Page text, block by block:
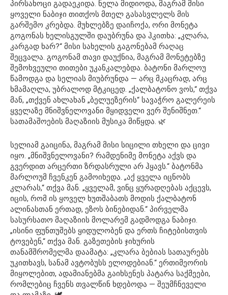
პირსახოცი გადაეკიდა. ნელა მიდიოდა, მაგრამ მისი
ყოველი ნაბიჯი თითქოს მთელ გასასვლელს მის
გარშემო კრებდა. მუხლებზე დაიჩოქა, ორი მონეტა
გოგონას ხელისგულში დაუბრუნა და ჰკითხა: „კლარა,
კარგად ხარ?“ მისი სახელის გაგონებამ რაღაც
შეცვალა. გოგონამ თავი დაუქნია, მაგრამ მონეტებზე
შემოხვეული თითები უკანკალებდა. ბატონი მარლოუ
წამოდგა და სელიას მიუბრუნდა — არც მკაცრად, არც
ხმამაღლა, უბრალოდ მტკიცედ. „ქალბატონო ვოს,“ თქვა
მან, „თქვენ ახლახან „ბელუეზერის“ სავაჭრო გალერეის
ყველაზე მნიშვნელოვანი მყიდველი ვერ შენიშნეთ.“
სათამაშოების მაღაზიის მუსიკა მიწყდა. 🌿
სელიამ გაიცინა, მაგრამ მისი სიცილი თხელი და ცივი
იყო. „მნიშვნელოვანი? რამდენიმე მონეტა აქვს და
გვერდით არცერთი ზრდასრული არ ჰყავს.“ ბატონმა
მარლოუმ ჩვენკენ გამოიხედა. „აქ ყველა იცნობს
კლარას,“ თქვა მან. „ყველამ, ვინც ყურადღებას აქცევს,
იცის, რომ ის ყოველ ხუთშაბათს მოდის ქალბატონ
ალინასთან ერთად, ეზოს ბინებიდან.“ პირველმა
სასურსათო მაღაზიის მოლარემ გადმოდგა ნაბიჯი.
„ისინი ფუნთუშებს ყიდულობენ და ერთს ჩიტებისთვის
ტოვებენ,“ თქვა მან. გაზეთების ჯიხურის
თანამშრომელმა დაამატა: „კლარა ბებიას სათაურებს
უკითხავს, სანამ ავტობუსს ელოდებიან.“ ერთიმეორის
მიყოლებით, ადამიანებმა გაიხსენეს პატარა საქმეები,
რომლებიც ჩვენს თვალწინ ხდებოდა — შეუმჩნეველი